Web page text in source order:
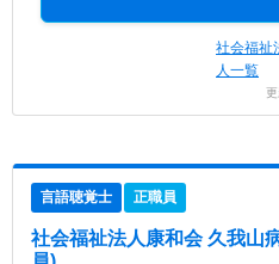
社会福
人一覧
言語聴覚士 正職員
社会福祉法人康和会 久我山